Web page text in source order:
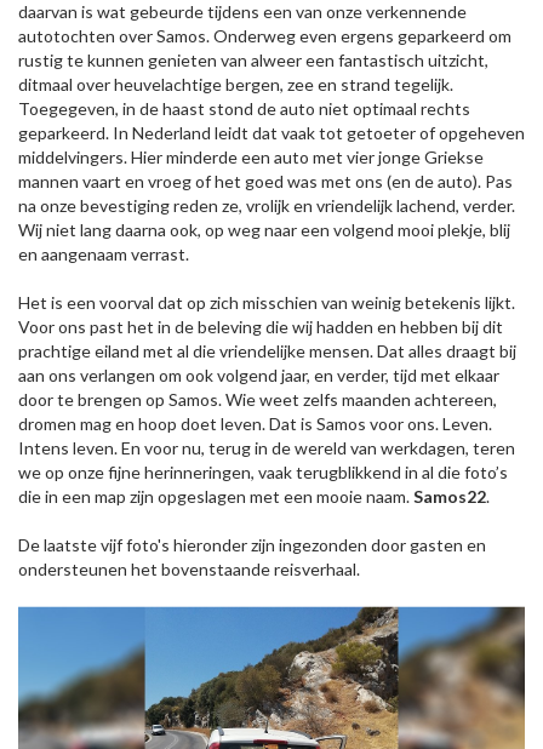
daarvan is wat gebeurde tijdens een van onze verkennende
autotochten over Samos. Onderweg even ergens geparkeerd om
rustig te kunnen genieten van alweer een fantastisch uitzicht,
ditmaal over heuvelachtige bergen, zee en strand tegelijk.
Toegegeven, in de haast stond de auto niet optimaal rechts
geparkeerd. In Nederland leidt dat vaak tot getoeter of opgeheven
middelvingers. Hier minderde een auto met vier jonge Griekse
mannen vaart en vroeg of het goed was met ons (en de auto). Pas
na onze bevestiging reden ze, vrolijk en vriendelijk lachend, verder.
Wij niet lang daarna ook, op weg naar een volgend mooi plekje, blij
en aangenaam verrast.
Het is een voorval dat op zich misschien van weinig betekenis lijkt.
Voor ons past het in de beleving die wij hadden en hebben bij dit
prachtige eiland met al die vriendelijke mensen. Dat alles draagt bij
aan ons verlangen om ook volgend jaar, en verder, tijd met elkaar
door te brengen op Samos. Wie weet zelfs maanden achtereen,
dromen mag en hoop doet leven. Dat is Samos voor ons. Leven.
Intens leven. En voor nu, terug in de wereld van werkdagen, teren
we op onze fijne herinneringen, vaak terugblikkend in al die foto’s
die in een map zijn opgeslagen met een mooie naam.Samos22.
De laatste vijf foto's hieronder zijn ingezonden door gasten en
ondersteunen het bovenstaande reisverhaal.